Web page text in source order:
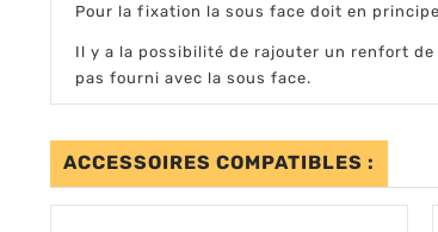
Pour la fixation la sous face doit en
Il y a la possibilité de rajouter un renfort
pas fourni avec la sous face.
ACCESSOIRES COMPATIBLES :